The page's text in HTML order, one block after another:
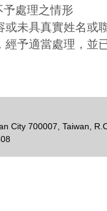
處理之情形
或未具真實姓名或
經予適當處理，並
City 700007, Taiwan,